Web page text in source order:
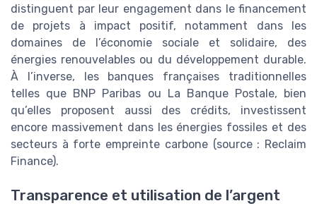
distinguent par leur engagement dans le financement
de projets à impact positif, notamment dans les
domaines de l’économie sociale et solidaire, des
énergies renouvelables ou du développement durable.
À l’inverse, les banques françaises traditionnelles
telles que BNP Paribas ou La Banque Postale, bien
qu’elles proposent aussi des crédits, investissent
encore massivement dans les énergies fossiles et des
secteurs à forte empreinte carbone (source : Reclaim
Finance).
Transparence et utilisation de l’argent